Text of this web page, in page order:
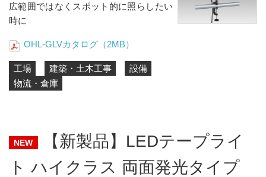
広範囲ではなくスポット的に照らしたい
時に
OHL-GLVカタログ（2MB）
工場 建築・土木工事
設備
物流・倉庫
NEW
【新製品】LEDテープライ
ト ハイクラス 両面発光タイプ